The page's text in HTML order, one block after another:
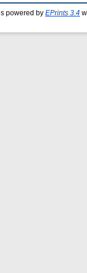
powered by EPrints 3.4